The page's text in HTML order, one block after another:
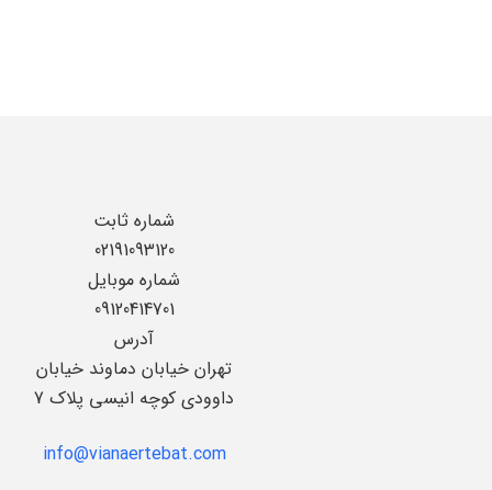
شماره ثابت
02191093120
شماره موبایل
09120414701
آدرس
تهران خیابان دماوند خیابان
داوودی کوچه انیسی پلاک 7
info@vianaertebat.com